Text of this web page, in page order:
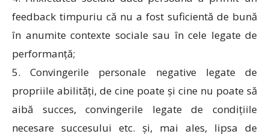
feedback timpuriu că nu a fost suficientă de bună
în anumite contexte sociale sau în cele legate de
performanță;
5. Convingerile personale negative legate de
propriile abilități, de cine poate și cine nu poate să
aibă succes, convingerile legate de condițiile
necesare succesului etc. și, mai ales, lipsa de